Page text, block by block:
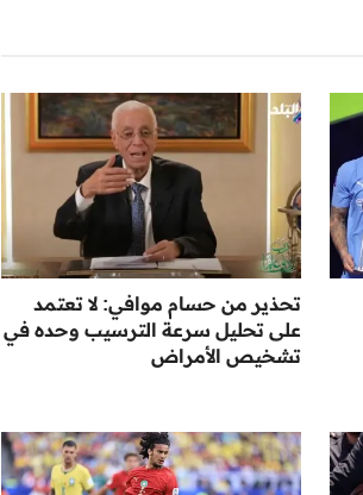
تحذير من حسام موافي: لا تعتمد
على تحليل سرعة الترسيب وحده في
تشخيص الأمراض